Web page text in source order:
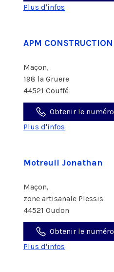
Plus d'infos
APM CONSTRUCTION
Maçon,
198 la Gruere
44521 Couffé
Obtenir le numéro
Plus d'infos
Motreuil Jonathan
Maçon,
zone artisanale Plessis
44521 Oudon
Obtenir le numéro
Plus d'infos